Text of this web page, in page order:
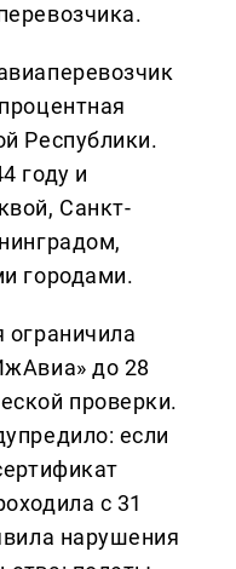
Республики.
году и
Санкт-
городами.
ограничила
до 28
проверки.
если
с 31
нарушения